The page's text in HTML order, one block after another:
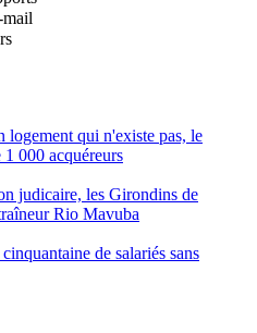
mail
logement qui n'existe pas, le
000 acquéreurs
judicaire, les Girondins de
Rio Mavuba
de salariés sans